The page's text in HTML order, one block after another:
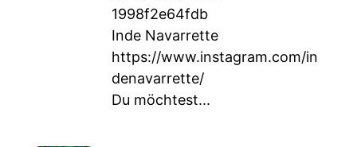
1998f2e64fdb
Inde Navarrette
https://www.instagram.com/in
denavarrette/
Du möchtest...